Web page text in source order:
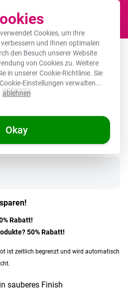
Cookies, um Ihre
und Ihnen optimalen
den Besuch unserer Website
von Cookies zu. Weitere
in unsererCookie-Richtlinie. Sie
Einstellungen verwalten...
ablehnen
Okay
- Blume - Zitat -
Rabatt!
50% Rabatt!
ist zeitlich begrenzt und wird automatisch
sauberes Finish